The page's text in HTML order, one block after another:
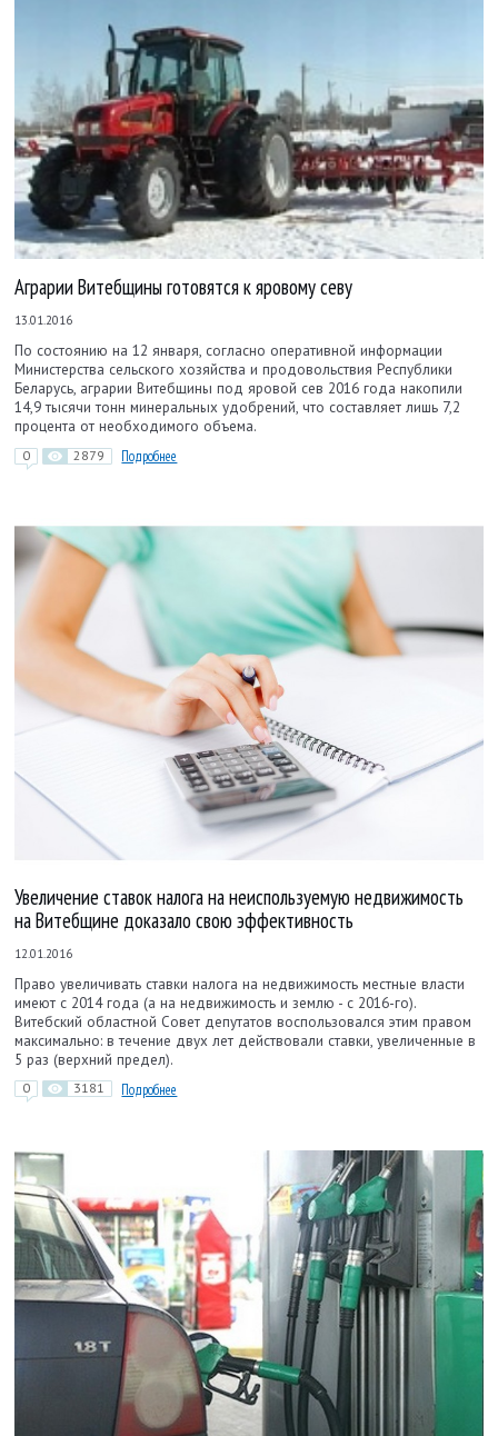
Аграрии Витебщины готовятся к яровому севу
13.01.2016
По состоянию на 12 января, согласно оперативной информации
Министерства сельского хозяйства и продовольствия Республики
Беларусь, аграрии Витебщины под яровой сев 2016 года накопили
14,9 тысячи тонн минеральных удобрений, что составляет лишь 7,2
процента от необходимого объема.
0 2879 Подробнее
Увеличение ставок налога на неиспользуемую недвижимость
на Витебщине доказало свою эффективность
12.01.2016
Право увеличивать ставки налога на недвижимость местные власти
имеют с 2014 года (а на недвижимость и землю - с 2016-го).
Витебский областной Совет депутатов воспользовался этим правом
максимально: в течение двух лет действовали ставки, увеличенные в
5 раз (верхний предел).
0 3181 Подробнее